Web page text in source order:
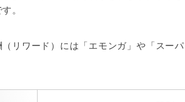
。
リワード）には 「エモンガ」や「スー